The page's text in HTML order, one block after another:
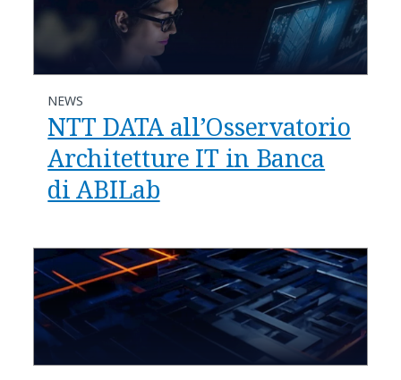
NEWS
NTT DATA all’Osservatorio
Architetture IT in Banca
di ABILab